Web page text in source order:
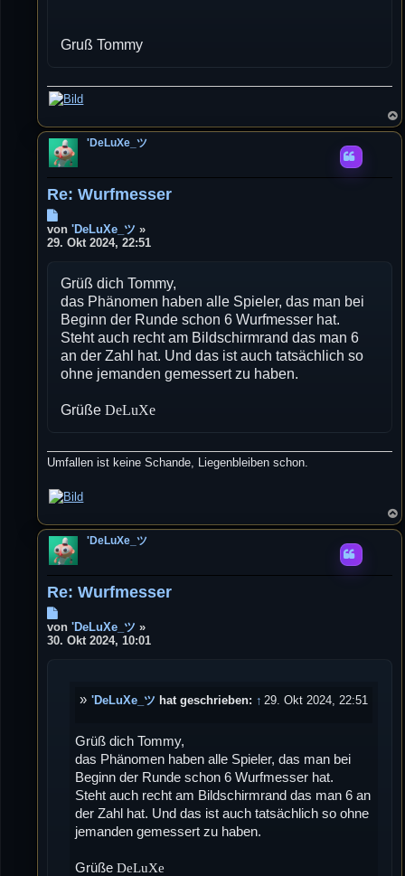
Gruß Tommy
c
'DeLuXe_ツ
Re: Wurfmesser
e
i
a
g
von'DeLuXe_ツ »
29. Okt 2024, 22:51
Grüß dich Tommy,
das Phänomen haben alle Spieler, das man bei
Beginn der Runde schon 6 Wurfmesser hat.
Steht auch recht am Bildschirmrand das man 6
an der Zahl hat. Und das ist auch tatsächlich so
ohne jemanden gemessert zu haben.
GrüßeDeLuXe
Umfallen ist keine Schande, Liegenbleiben schon.
c
'DeLuXe_ツ
Re: Wurfmesser
e
von'DeLuXe_ツ »
30. Okt 2024, 10:01
'DeLuXe_ツ hat geschrieben: ↑ 29. Okt 2024, 22:51
Grüß dich Tommy,
das Phänomen haben alle Spieler, das man bei
Beginn der Runde schon 6 Wurfmesser hat.
Steht auch recht am Bildschirmrand das man 6 an
der Zahl hat. Und das ist auch tatsächlich so ohne
jemanden gemessert zu haben.
GrüßeDeLuXe